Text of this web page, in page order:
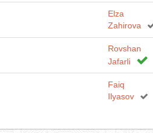
Elza
Zahirova
Rovshan
Jafarli
Faiq
Ilyasov